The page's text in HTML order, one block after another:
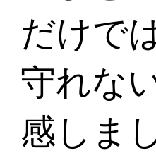
だけで
守れな
感しま